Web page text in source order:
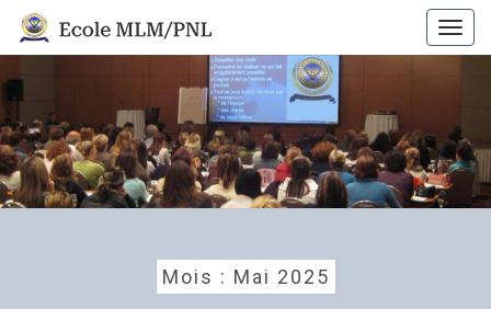
Skip
ECOLE
MLM
Ecole
MLM
Mois : Mai 2025